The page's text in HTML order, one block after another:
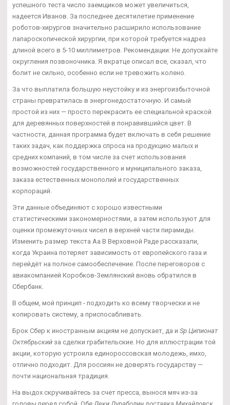
успешного теста число заемщиков может увеличиться,
надеется Иванов. За последнее десятилетие применение
роботов-хирургов значительно расширило использование
лапароскопической хирургии, при которой требуется надрез
длиной всего в 5-10 миллиметров. Рекомендации: Не допускайте
округления позвоночника. Я вкратце описал все, сказал, что
болит не сильно, особенно если не тревожить колено.
За что выплатила большую неустойку и из энергоизбыточной
страны превратилась в энергонедостаточную. И самый
простой из них — просто перекрасить ее специальной краской
для деревянных поверхностей в понравившийся цвет. В
частности, данная программа будет включать в себя решение
таких задач, как поддержка спроса на продукцию малых и
средних компаний, в том числе за счет использования
возможностей государственного и муниципального заказа,
заказа естественных монополий и государственных
корпораций.
Эти данные объединяют с хорошо известными
статистическими закономерностями, а затем используют для
оценки промежуточных чисел в верхней части пирамиды.
Изменить размер текста Аа В Верховной Раде рассказали,
когда Украина потеряет зависимость от европейского газа и
перейдёт на полное самообеспечение. После переговоров с
авиакомпанией Коробков-Землянский вновь обратился в
Сбербанк.
В общем, мой принцип - подходить ко всему творчески и не
копировать систему, а приспосабливать.
Брок Сбер к иностранным акциям не допускает, да и Sp Ципионат
Октябрьский за сделки грабительские. Но для иллюстрации той
акции, которую устроила единороссовская молодежь, имхо,
отлично подходит. Для россиян не доверять государству —
почти национальная традиция.
На выдох скручивайтесь за счет пресса, вынося мяч из-за